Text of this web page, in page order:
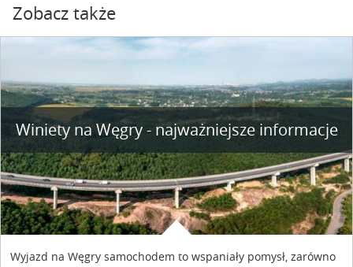
Zobacz także
Winiety na Węgry - najważniejsze informacje
Wyjazd na Węgry samochodem to wspaniały pomysł, zarówno